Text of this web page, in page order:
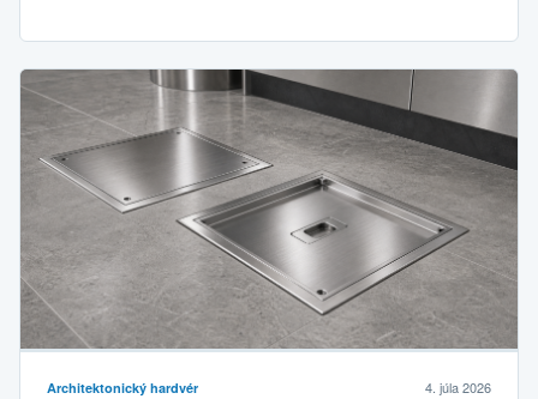
Architektonický hardvér 4. júla 2026